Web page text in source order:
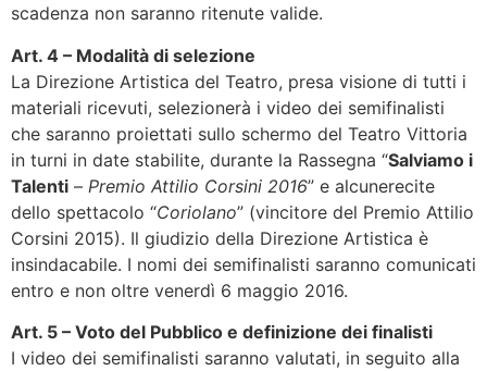
scadenza non saranno ritenute valide.
Art. 4 – Modalità di selezione
La Direzione Artistica del Teatro, presa visione di tutti i
materiali ricevuti, selezionerà i video dei semifinalisti
che saranno proiettati sullo schermo del Teatro Vittoria
in turni in date stabilite, durante la Rassegna “Salviamo i
Talenti – Premio Attilio Corsini 2016” e alcunerecite
dello spettacolo “Coriolano” (vincitore del Premio Attilio
Corsini 2015). Il giudizio della Direzione Artistica è
insindacabile. I nomi dei semifinalisti saranno comunicati
entro e non oltre venerdì 6 maggio 2016.
Art. 5 – Voto del Pubblico e definizione dei finalisti
I video dei semifinalisti saranno valutati, in seguito alla